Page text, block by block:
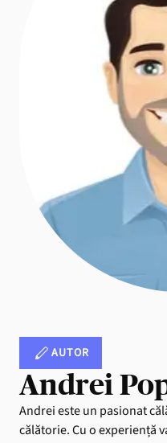
AUTOR
Andrei
Andrei este un pasionat
călătorie. Cu o experiență